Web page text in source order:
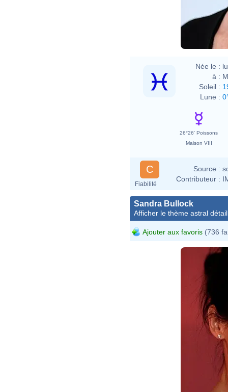
Née le :
à :
Soleil :
Lune :
26°26' Poissons
Maison VIII
C
Fiabilité
Source :
Contributeur :
Sandra Bullock
Afficher le thème astral
Ajouter aux favoris (736